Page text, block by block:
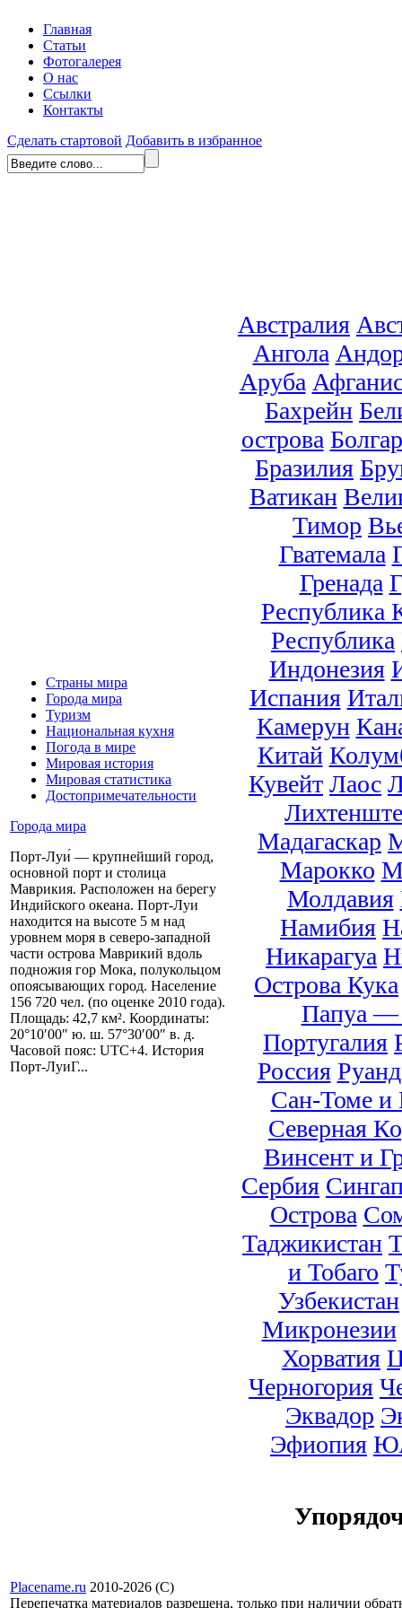
Главная
Статьи
Фотогалерея
О нас
Ссылки
Контакты
Сделать стартовой Добавить в избранное
Страны мира
Города мира
Туризм
Национальная кухня
Погода в мире
Мировая история
Мировая статистика
Достопримечательности
Города мира
Порт-Луи́ — крупнейший город,
основной порт и столица
Маврикия. Расположен на берегу
Индийского океана. Порт-Луи
находится на высоте 5 м над
уровнем моря в северо-западной
части острова Маврикий вдоль
подножия гор Мока, полукольцом
опоясывающих город. Население
156 720 чел. (по оценке 2010 года).
Площадь: 42,7 км². Координаты:
20°10′00″ ю. ш. 57°30′00″ в. д.
Часовой пояс: UTC+4. История
Порт-ЛуиГ...
Австралия
Ангола
Аруба
Бахрейн
острова
Бразилия
Ватикан
Тимор
Гватемала
Гренада
Республика
Республика
Индонезия
Испания
Камерун
Китай
Кувейт Лаос
Мадагаскар
Марокко
Молдавия
Намибия
Никарагуа
Острова Кука
Папуа —
Португалия
Россия
Сан-Томе и
Северная
Винсент и
Сербия
Острова
Таджикистан
и Тобаго
Узбекистан
Микронезии
Хорватия
Черногория
Эквадор
Эфиопия
Placename.ru 2010-2026 (С)
Перепечатка материалов разрешена, только при наличии